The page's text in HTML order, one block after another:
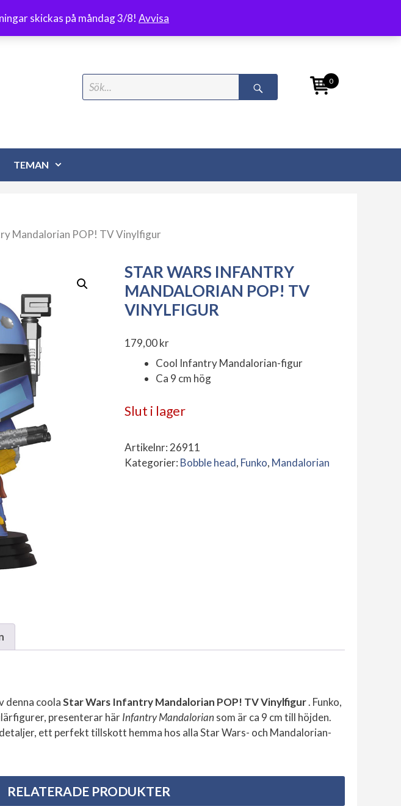
skickas på måndag 3/8! Avvisa
Search
for:
0
TEMAN
Mandalorian POP! TV Vinylfigur
STAR WARS INFANTRY
MANDALORIAN POP! TV
VINYLFIGUR
179,00kr
Cool Infantry Mandalorian-figur
Ca 9 cm hög
Slut i lager
Artikelnr:26911
Kategorier: Bobble head, Funko, Mandalorian
denna coolaStar Wars Infantry Mandalorian POP! TV Vinylfigur. Funko,
presenterar härInfantry Mandalorian som är ca 9 cm till höjden.
ett perfekt tillskott hemma hos alla Star Wars- och Mandalorian-
RELATERADE PRODUKTER